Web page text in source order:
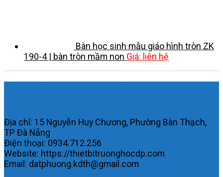
Bàn học sinh mẫu giáo hình tròn ZK
190-4 | bàn tròn mầm non Giá: liên hệ
Địa chỉ: 15 Nguyễn Huy Chương, Phường Bàn Thạch,
TP Đà Nẵng
Điện thoại: 0934.712.256
Website: https://thietbitruonghocdp.com
Email: datphuong.kdth@gmail.com